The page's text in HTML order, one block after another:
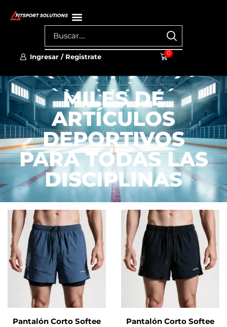
Ingresar / Registrate 0
MILES DE
ARTÍCULOS
DEPORTIVOS
PARA TODAS LAS
DISCIPLINAS
Pantalón Corto Softee
Pantalón Corto Softee